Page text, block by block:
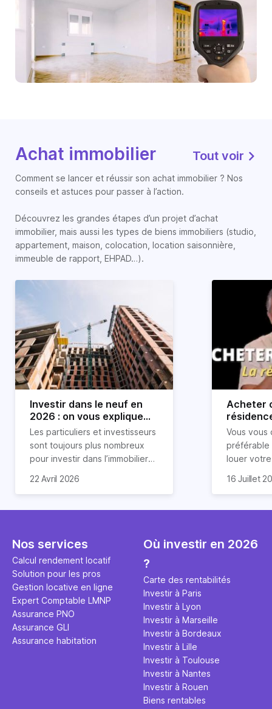
Achat immobilier Tout voir
Comment se lancer et réussir son achat immobilier ? Nos
conseils et astuces pour passer à l’action.
Découvrez les grandes étapes d’un projet d’achat
immobilier, mais aussi les types de biens immobiliers (studio,
appartement, maison, colocation, location saisonnière,
immeuble de rapport, EHPAD…).
Investir dans le neuf en
2026 : on vous explique
tout !
Les particuliers et investisseurs
sont toujours plus nombreux
pour investir dans l’immobilier
nombreux avantages à choisir
expliquons tout dans cet
22 Avril 2026
Acheter
règle
révélée
Vous vous
préférable
louer
expert en
règle
ce secret
l'argent
principale
études et
16 Juillet
Nos services
Calcul rendement locatif
Solution pour les pros
Gestion locative en ligne
Expert Comptable LMNP
Assurance PNO
Assurance GLI
Assurance habitation
Où investir en 2026
?
Carte des rentabilités
Investir à Paris
Investir à Lyon
Investir à Marseille
Investir à Bordeaux
Investir à Lille
Investir à Toulouse
Investir à Nantes
Investir à Rouen
Biens rentables